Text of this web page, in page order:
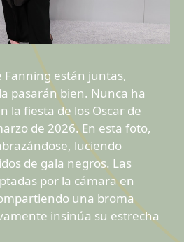
Fanning están juntas,
pasarán bien. Nunca ha
la fiesta de los Oscar de
de 2026. En esta foto,
luciendo
de gala negros. Las
por la cámara en
una broma
insinúa su estrecha